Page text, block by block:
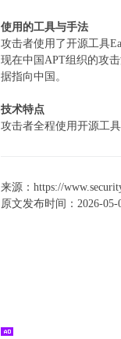
使用的工具与手法
攻击者使用了开源工具
现在中国APT组织的攻
据指向中国。
技术特点
攻击者全程使用开源工
来源：https://
原文发布时间：2026-05-